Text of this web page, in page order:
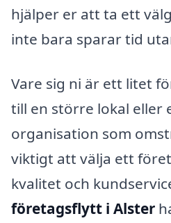
hjälper er att ta ett
inte bara sparar tid
Vare sig ni är ett litet
till en större lokal eller
organisation som
viktigt att välja ett
kvalitet och
företagsflytt i Alster